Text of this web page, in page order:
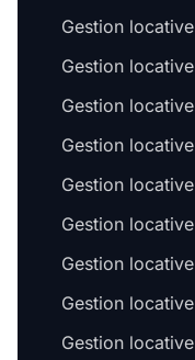
Gestion
Gestion
Gestion
Gestion
Gestion
Gestion
Gestion
Gestion
Gestion